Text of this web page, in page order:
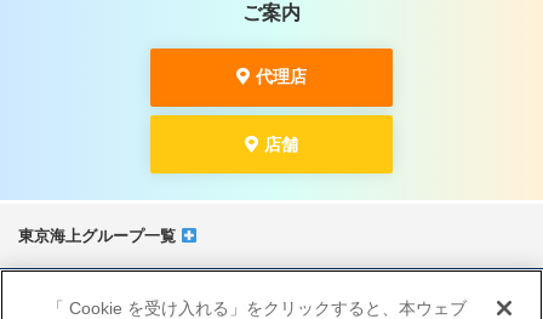
ご案内
代理店
店舗
東京海上グループ一覧
サイトマップ
「 Cookie を受け入れる」をクリックすると、本ウェブ